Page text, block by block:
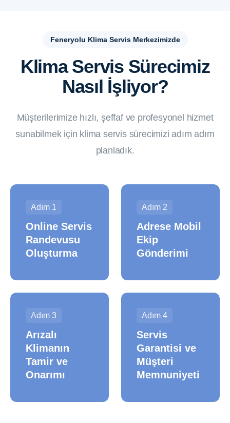
Feneryolu Klima Servis Merkezimizde
Klima Servis Sürecimiz
Nasıl İşliyor?
Müşterilerimize hızlı, şeffaf ve profesyonel hizmet
sunabilmek için klima servis sürecimizi adım adım
planladık.
Adım 1
Online Servis
Randevusu
Oluşturma
Adım 2
Adrese Mobil
Ekip
Gönderimi
Adım 3
Arızalı
Klimanın
Tamir ve
Onarımı
Adım 4
Servis
Garantisi ve
Müşteri
Memnuniyeti